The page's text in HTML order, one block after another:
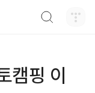
캠핑 이